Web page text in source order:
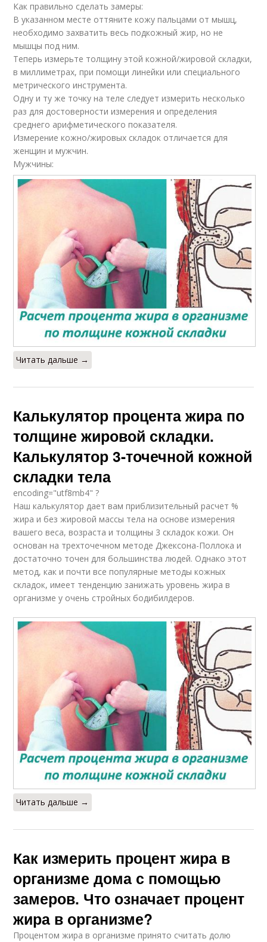
Как правильно сделать замеры:
В указанном месте оттяните кожу пальцами от мышц,
необходимо захватить весь подкожный жир, но не
мышцы под ним.
Теперь измерьте толщину этой кожной/жировой складки,
в миллиметрах, при помощи линейки или специального
метрического инструмента.
Одну и ту же точку на теле следует измерить несколько
раз для достоверности измерения и определения
среднего арифметического показателя.
Измерение кожно/жировых складок отличается для
женщин и мужчин.
Мужчины:
Читать дальше →
Калькулятор процента жира по
толщине жировой складки.
Калькулятор 3-точечной кожной
складки тела
encoding="utf8mb4" ?
Наш калькулятор дает вам приблизительный расчет %
жира и без жировой массы тела на основе измерения
вашего веса, возраста и толщины 3 складок кожи. Он
основан на трехточечном методе Джексона-Поллока и
достаточно точен для большинства людей. Однако этот
метод, как и почти все популярные методы кожных
складок, имеет тенденцию занижать уровень жира в
организме у очень стройных бодибилдеров.
Читать дальше →
Как измерить процент жира в
организме дома с помощью
замеров. Что означает процент
жира в организме?
Процентом жира в организме принято считать долю